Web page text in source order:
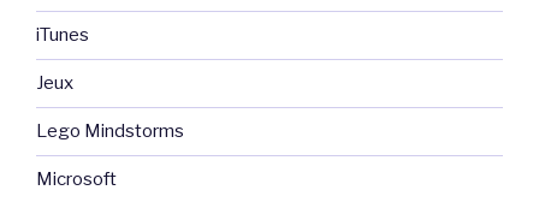
iTunes
Jeux
Lego Mindstorms
Microsoft